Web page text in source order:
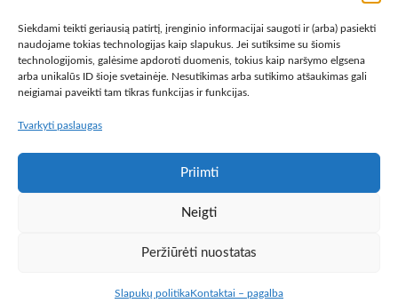
Siekdami teikti geriausią patirtį, įrenginio informacijai saugoti ir (arba) pasiekti
naudojame tokias technologijas kaip slapukus. Jei sutiksime su šiomis
technologijomis, galėsime apdoroti duomenis, tokius kaip naršymo elgsena
arba unikalūs ID šioje svetainėje. Nesutikimas arba sutikimo atšaukimas gali
neigiamai paveikti tam tikras funkcijas ir funkcijas.
Tvarkyti paslaugas
Priimti
Neigti
Peržiūrėti nuostatas
Slapukų politikaKontaktai – pagalba
Copyright © 2013 – 2026
Privatumo politika
Baldų mugė